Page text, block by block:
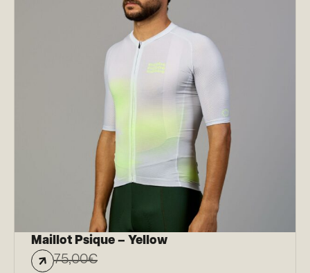
Maillot Psique – Yellow
75,00€